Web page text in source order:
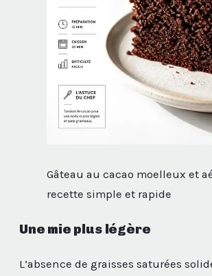
Gâteau au cacao moelleux et
recette simple et rapide
Une mie plus légère
L’absence de graisses saturées